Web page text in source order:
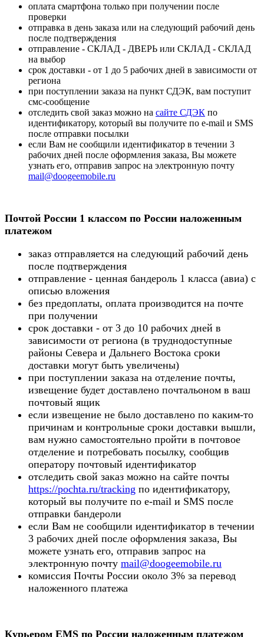
оплата смартфона только при получении после
проверки
отправка в день заказа или на следующий рабочий день
после подтверждения
отправление - СКЛАД - ДВЕРЬ или СКЛАД - СКЛАД
на выбор
срок доставки - от 1 до 5 рабочих дней в зависимости от
региона
при поступлении заказа на пункт СДЭК, вам поступит
смс-сообщение
отследить свой заказ можно на сайте СДЭК по
идентификатору, который вы получите по e-mail и SMS
после отправки посылки
если Вам не сообщили идентификатор в течении 3
рабочих дней после оформления заказа, Вы можете
узнать его, отправив запрос на электронную почту
mail@doogeemobile.ru
Почтой России 1 классом по России наложенным
платежом
заказ отправляется на следующий рабочий день
после подтверждения
отправление - ценная бандероль 1 класса (авиа) с
описью вложения
без предоплаты, оплата производится на почте
при получении
срок доставки - от 3 до 10 рабочих дней в
зависимости от региона (в труднодоступные
районы Севера и Дальнего Востока сроки
доставки могут быть увеличены)
при поступлении заказа на отделение почты,
извещение будет доставлено почтальоном в ваш
почтовый ящик
если извещение не было доставлено по каким-то
причинам и контрольные сроки доставки вышли,
вам нужно самостоятельно пройти в почтовое
отделение и потребовать посылку, сообщив
оператору почтовый идентификатор
отследить свой заказ можно на сайте почты
https://pochta.ru/tracking по идентификатору,
который вы получите по e-mail и SMS после
отправки бандероли
если Вам не сообщили идентификатор в течении
3 рабочих дней после оформления заказа, Вы
можете узнать его, отправив запрос на
электронную почту mail@doogeemobile.ru
комиссия Почты России около 3% за перевод
наложенного платежа
Курьером EMS по России наложенным платежом